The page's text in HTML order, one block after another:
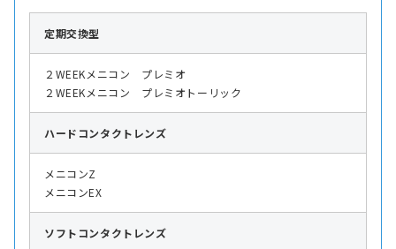
定期交換型
２WEEKメニコン プレミオ
２WEEKメニコン プレミオトーリック
ハード コンタクトレンズ
メニコンZ
メニコンEX
ソフト コンタクトレンズ